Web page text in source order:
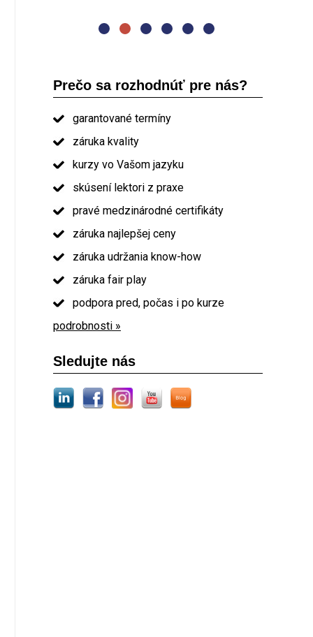
Prečo sa rozhodnúť pre nás?
garantované termíny
záruka kvality
kurzy vo Vašom jazyku
skúsení lektori z praxe
pravé medzinárodné certifikáty
záruka najlepšej ceny
záruka udržania know-how
záruka fair play
podpora pred, počas i po kurze
podrobnosti »
Sledujte nás